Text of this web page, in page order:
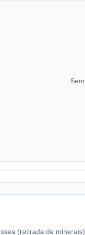
(retirada de